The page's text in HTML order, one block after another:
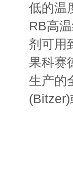
低的温
RB高
剂可用
果科赛
生产的